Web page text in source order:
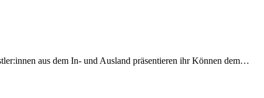
aus dem In- und Ausland präsentieren ihr Können dem…